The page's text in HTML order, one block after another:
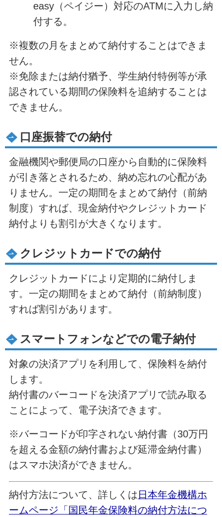
easy（ペイジー）対応のATMに入力し納
付する。
※複数の月をまとめて納付することはできま
せん。
※免除または納付猶予、学生納付特例等が承
認されている期間の保険料を追納することは
できません。
口座振替での納付
金融機関や郵便局の口座から自動的に保険料
が引き落とされるため、納め忘れの心配があ
りません。一定の期間をまとめて納付（前納
制度）すれば、現金納付やクレジットカード
納付よりも割引が大きくなります。
クレジットカードでの納付
クレジットカードにより定期的に納付しま
す。一定の期間をまとめて納付（前納制度）
すれば割引があります。
スマートフォンなどでの電子納付
対象の決済アプリを利用して、保険料を納付
します。
納付書のバーコードを決済アプリで読み取る
ことによって、電子決済できます。
※バーコードが印字されない納付書（30万円
を超える金額の納付書および延滞金納付書）
はスマホ決済ができません。
納付方法について、詳しくは 日本年金機構ホ
ームページ「国民年金保険料の納付方法につ